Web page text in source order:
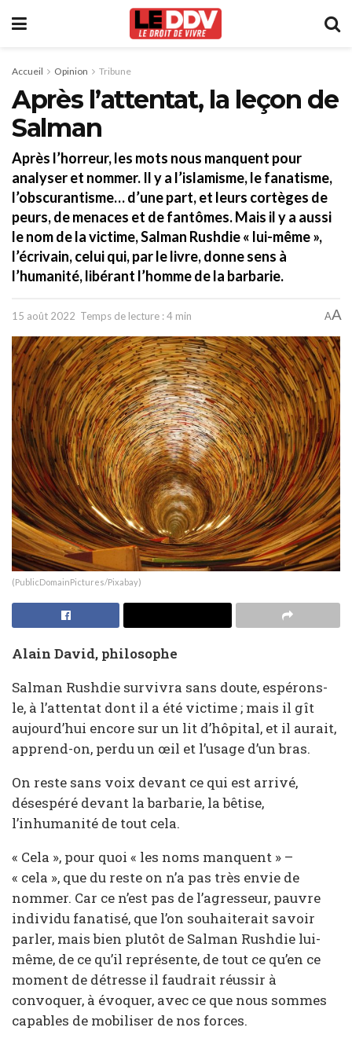
Accueil Opinion Tribune
Après l’attentat, la leçon de
Salman
Après l’horreur, les mots nous manquent pour
analyser et nommer. Il y a l’islamisme, le fanatisme,
l’obscurantisme… d’une part, et leurs cortèges de
peurs, de menaces et de fantômes. Mais il y a aussi
le nom de la victime, Salman Rushdie « lui-même »,
l’écrivain, celui qui, par le livre, donne sens à
l’humanité, libérant l’homme de la barbarie.
15 août 2022 Temps de lecture : 4 min AA
(PublicDomainPictures/Pixabay)
Alain David, philosophe
Salman Rushdie survivra sans doute, espérons-
le, à l’attentat dont il a été victime ; mais il gît
aujourd’hui encore sur un lit d’hôpital, et il aurait,
apprend-on, perdu un œil et l’usage d’un bras.
On reste sans voix devant ce qui est arrivé,
désespéré devant la barbarie, la bêtise,
l’inhumanité de tout cela.
« Cela », pour quoi « les noms manquent » –
« cela », que du reste on n’a pas très envie de
nommer. Car ce n’est pas de l’agresseur, pauvre
individu fanatisé, que l’on souhaiterait savoir
parler, mais bien plutôt de Salman Rushdie lui-
même, de ce qu’il représente, de tout ce qu’en ce
moment de détresse il faudrait réussir à
convoquer, à évoquer, avec ce que nous sommes
capables de mobiliser de nos forces.